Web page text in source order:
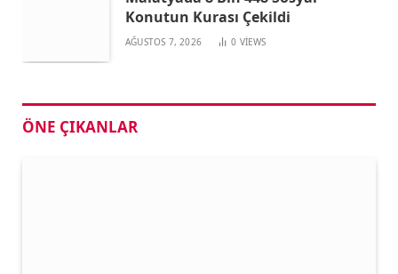
Konutun Kurası Çekildi
AĞUSTOS 7, 2026 0 VIEWS
ÖNE ÇIKANLAR